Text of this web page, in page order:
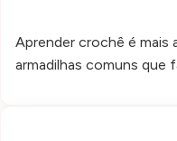
Aprender crochê é mais
armadilhas comuns que